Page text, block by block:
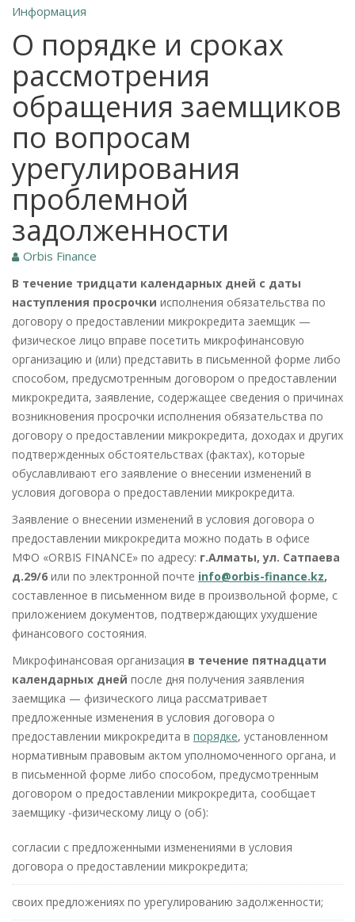
Информация
О порядке и сроках
рассмотрения
обращения заемщиков
по вопросам
урегулирования
проблемной
задолженности
Orbis Finance
В течение тридцати календарных дней с даты
наступления просрочки исполнения обязательства по
договору о предоставлении микрокредита заемщик —
физическое лицо вправе посетить микрофинансовую
организацию и (или) представить в письменной форме либо
способом, предусмотренным договором о предоставлении
микрокредита, заявление, содержащее сведения о причинах
возникновения просрочки исполнения обязательства по
договору о предоставлении микрокредита, доходах и других
подтвержденных обстоятельствах (фактах), которые
обуславливают его заявление о внесении изменений в
условия договора о предоставлении микрокредита.
Заявление о внесении изменений в условия договора о
предоставлении микрокредита можно подать в офисе
МФО «ORBIS FINANCE» по адресу: г.Алматы, ул. Сатпаева
д.29/6 или по электронной почте info@orbis-finance.kz,
составленное в письменном виде в произвольной форме, с
приложением документов, подтверждающих ухудшение
финансового состояния.
Микрофинансовая организация в течение пятнадцати
календарных дней после дня получения заявления
заемщика — физического лица рассматривает
предложенные изменения в условия договора о
предоставлении микрокредита в порядке, установленном
нормативным правовым актом уполномоченного органа, и
в письменной форме либо способом, предусмотренным
договором о предоставлении микрокредита, сообщает
заемщику -физическому лицу о (об):
согласии с предложенными изменениями в условия
договора о предоставлении микрокредита;
своих предложениях по урегулированию задолженности;